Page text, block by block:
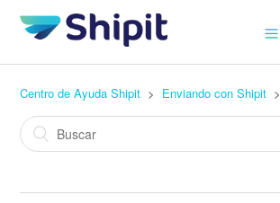
Centro de Ayuda Shipit Enviando con Shipit